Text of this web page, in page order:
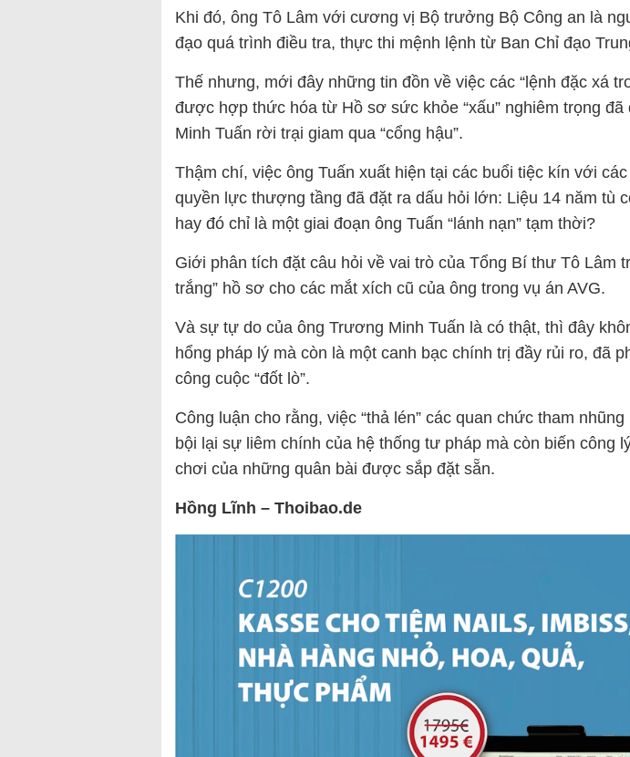
Khi đó, ông Tô Lâm với cương vị Bộ trưởng Bộ Công an là
đạo quá trình điều tra, thực thi mệnh lệnh từ Ban Chỉ đạo
Thế nhưng, mới đây những tin đồn về việc các “lệnh đặc xá
được hợp thức hóa từ Hồ sơ sức khỏe “xấu” nghiêm trọng
Minh Tuấn rời trại giam qua “cổng hậu”.
Thậm chí, việc ông Tuấn xuất hiện tại các buổi tiệc kín với
quyền lực thượng tầng đã đặt ra dấu hỏi lớn: Liệu 14 năm tù
hay đó chỉ là một giai đoạn ông Tuấn “lánh nạn” tạm thời?
Giới phân tích đặt câu hỏi về vai trò của Tổng Bí thư Tô Lâm
trắng” hồ sơ cho các mắt xích cũ của ông trong vụ án AVG.
Và sự tự do của ông Trương Minh Tuấn là có thật, thì đây
hổng pháp lý mà còn là một canh bạc chính trị đầy rủi ro, đã
công cuộc “đốt lò”.
Công luận cho rằng, việc “thả lén” các quan chức tham
bội lại sự liêm chính của hệ thống tư pháp mà còn biến công
chơi của những quân bài được sắp đặt sẵn.
Hồng Lĩnh – Thoibao.de